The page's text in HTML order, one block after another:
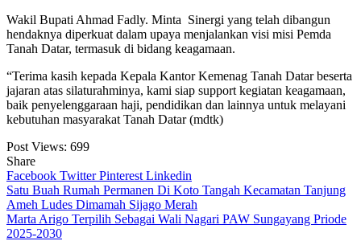
Wakil Bupati Ahmad Fadly. Minta Sinergi yang telah dibangun
hendaknya diperkuat dalam upaya menjalankan visi misi Pemda
Tanah Datar, termasuk di bidang keagamaan.
“Terima kasih kepada Kepala Kantor Kemenag Tanah Datar beserta
jajaran atas silaturahminya, kami siap support kegiatan keagamaan,
baik penyelenggaraan haji, pendidikan dan lainnya untuk melayani
kebutuhan masyarakat Tanah Datar (mdtk)
Post Views: 699
Share
Facebook TwitterPinterest Linkedin
Navigasi
pos
Satu Buah Rumah Permanen Di Koto Tangah Kecamatan Tanjung
Ameh Ludes Dimamah Sijago Merah
Marta Arigo Terpilih Sebagai Wali Nagari PAW Sungayang Priode
2025-2030